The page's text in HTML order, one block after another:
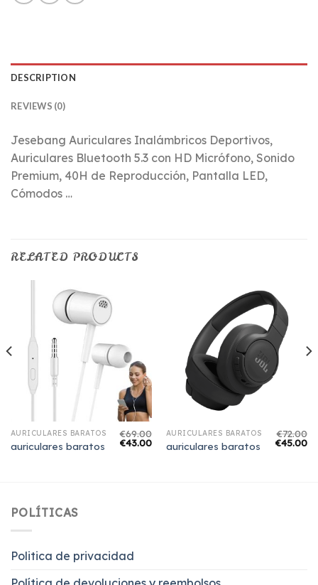
DESCRIPTION
REVIEWS (0)
Jesebang Auriculares Inalámbricos Deportivos,
Auriculares Bluetooth 5.3 con HD Micrófono, Sonido
Premium, 40H de Reproducción, Pantalla LED,
Cómodos …
RELATED PRODUCTS
AURICULARES BARATOS
auriculares baratos
€69.00
€43.00
AURICULARES BARATOS
auriculares baratos
€72.00
€45.00
POLÍTICAS
Politica de privacidad